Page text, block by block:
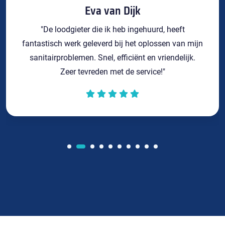
Eva van Dijk
"De loodgieter die ik heb ingehuurd, heeft
fantastisch werk geleverd bij het oplossen van mijn
sanitairproblemen. Snel, efficiënt en vriendelijk.
Zeer tevreden met de service!"